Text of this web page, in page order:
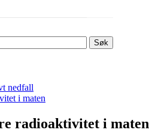
Søk
nedfall
i maten
radioaktivitet i maten